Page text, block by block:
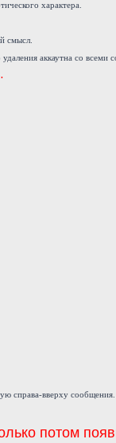
характера.
смысл.
аккаутна со всеми
справа-вверху сообщения.
потом